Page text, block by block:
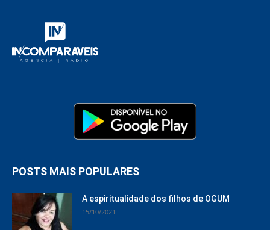
POSTS MAIS POPULARES
A espiritualidade dos filhos de OGUM
15/10/2021